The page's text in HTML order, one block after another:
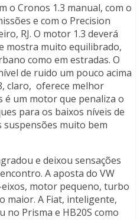
o Cronos 1.3 manual, com o
e com o Precision
RJ. O motor 1.3 deverá
mostra muito equilibrado,
como em estradas. O
de ruido um pouco acima
claro, oferece melhor
é um motor que penaliza o
para os baixos níveis de
suspensões muito bem
e deixou sensações
A aposta do VW
motor pequeno, turbo
maior. A Fiat, inteligente,
no Prisma e HB20S como